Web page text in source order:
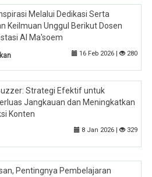
Melalui Dedikasi Serta
Keilmuan Unggul Berikut Dosen
Al Ma'soem
16 Feb 2026 | 280
Strategi Efektif untuk
Jangkauan dan Meningkatkan
Konten
8 Jan 2026 | 329
Pentingnya Pembelajaran